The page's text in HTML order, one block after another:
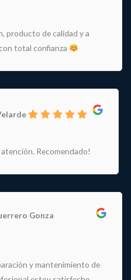
producto de calidad y a
total confianza
Recomendado!
Gonza
y mantenimiento de